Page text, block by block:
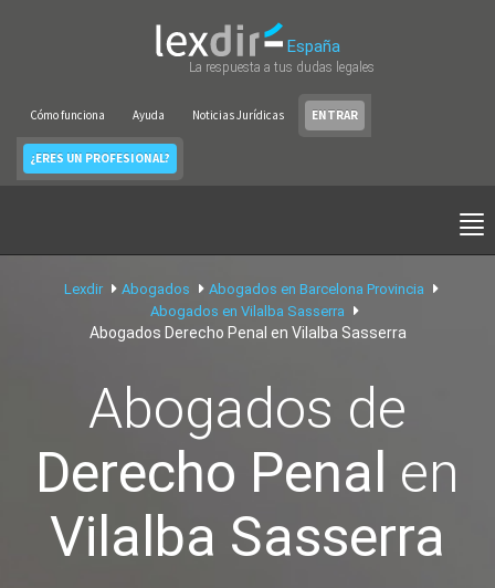
España
La respuesta a tus dudas legales
Cómo funciona Ayuda Noticias Jurídicas ENTRAR
¿ERES UN PROFESIONAL?
Lexdir Abogados
Abogados en Barcelona Provincia
Abogados en Vilalba Sasserra
Abogados Derecho Penal en Vilalba Sasserra
Abogados de
Derecho Penal en
Vilalba Sasserra